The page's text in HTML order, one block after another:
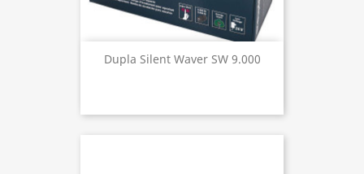
Dupla Silent Waver SW 9.000